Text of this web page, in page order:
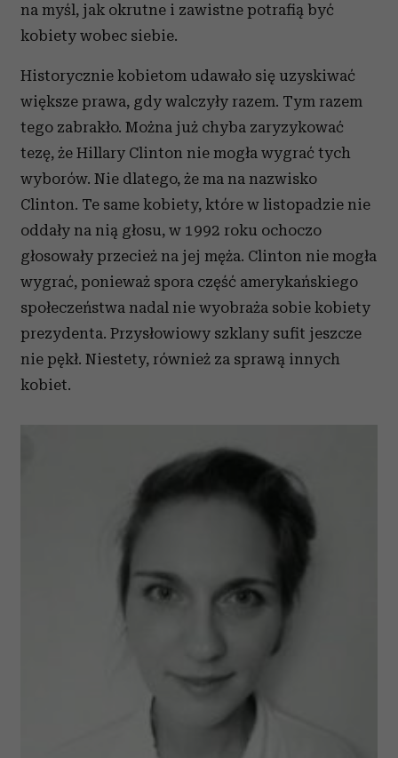
na myśl, jak okrutne i zawistne potrafią być
kobiety wobec siebie.
Historycznie kobietom udawało się uzyskiwać
większe prawa, gdy walczyły razem. Tym razem
tego zabrakło. Można już chyba zaryzykować
tezę, że Hillary Clinton nie mogła wygrać tych
wyborów. Nie dlatego, że ma na nazwisko
Clinton. Te same kobiety, które w listopadzie nie
oddały na nią głosu, w 1992 roku ochoczo
głosowały przecież na jej męża. Clinton nie mogła
wygrać, ponieważ spora część amerykańskiego
społeczeństwa nadal nie wyobraża sobie kobiety
prezydenta. Przysłowiowy szklany sufit jeszcze
nie pękł. Niestety, również za sprawą innych
kobiet.